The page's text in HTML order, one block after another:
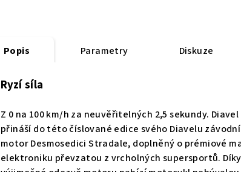
Popis Parametry Diskuze
Ryzí síla
Z 0 na 100 km/h za neuvěřitelných 2,5 sekundy.
přináší do této číslované edice svého Diavelu
motor Desmosedici Stradale, doplněný o prémiové
elektroniku převzatou z vrcholných supersportů.